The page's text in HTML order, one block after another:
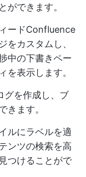
ができます。
ードConfluence
をカスタムし、
中の下書きペー
を表示します。
を作成し、ブ
きます。
ルにラベルを適
ンツの検索を高
つけることがで